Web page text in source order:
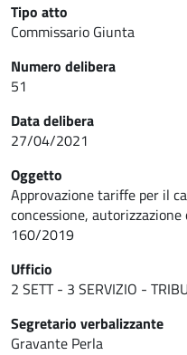
Tipo atto
Commissario Giunta
Numero delibera
51
Data delibera
27/04/2021
Oggetto
Approvazione tariffe per il
concessione,
160/2019
Ufficio
2 SETT - 3 SERVIZIO -
Segretario verbalizzante
Gravante Perla